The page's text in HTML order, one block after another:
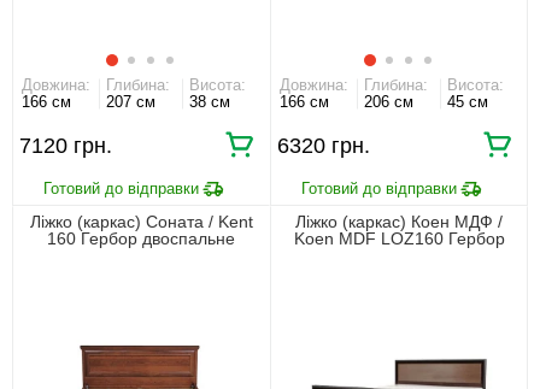
Довжина:
166 см
Глибина:
207 см
Висота:
38 см
7120 грн.
Довжина:
166 см
Глибина:
206 см
Висота:
45 см
6320 грн.
Ліжко (каркас) Соната / Kent
160 Гербор двоспальне
Ліжко (каркас) Коен МДФ /
Koen MDF LOZ160 Гербор